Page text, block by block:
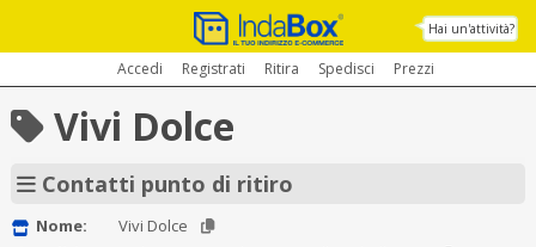
Hai un'attività?
Accedi Registrati Ritira Spedisci Prezzi
Vivi Dolce
Contatti punto di ritiro
Nome:
Vivi Dolce